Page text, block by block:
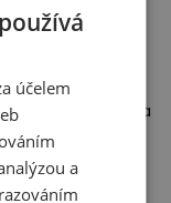
nošení.
New Balance.
doplní sportovní a
účelem
a